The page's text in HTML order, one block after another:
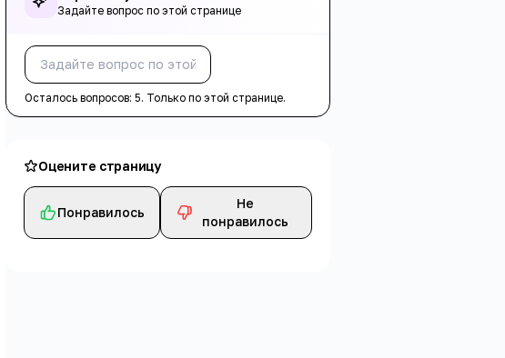
Задайте вопрос по этой странице
Осталось вопросов:5. Только по этой странице.
Оцените страницу
Понравилось
Не
понравилось